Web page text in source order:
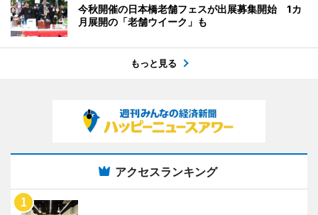
今秋開催の日本橋老舗フェスが出展募集開始 1カ
月展開の「老舗ウイーク」も
もっと見る
アクセスランキング